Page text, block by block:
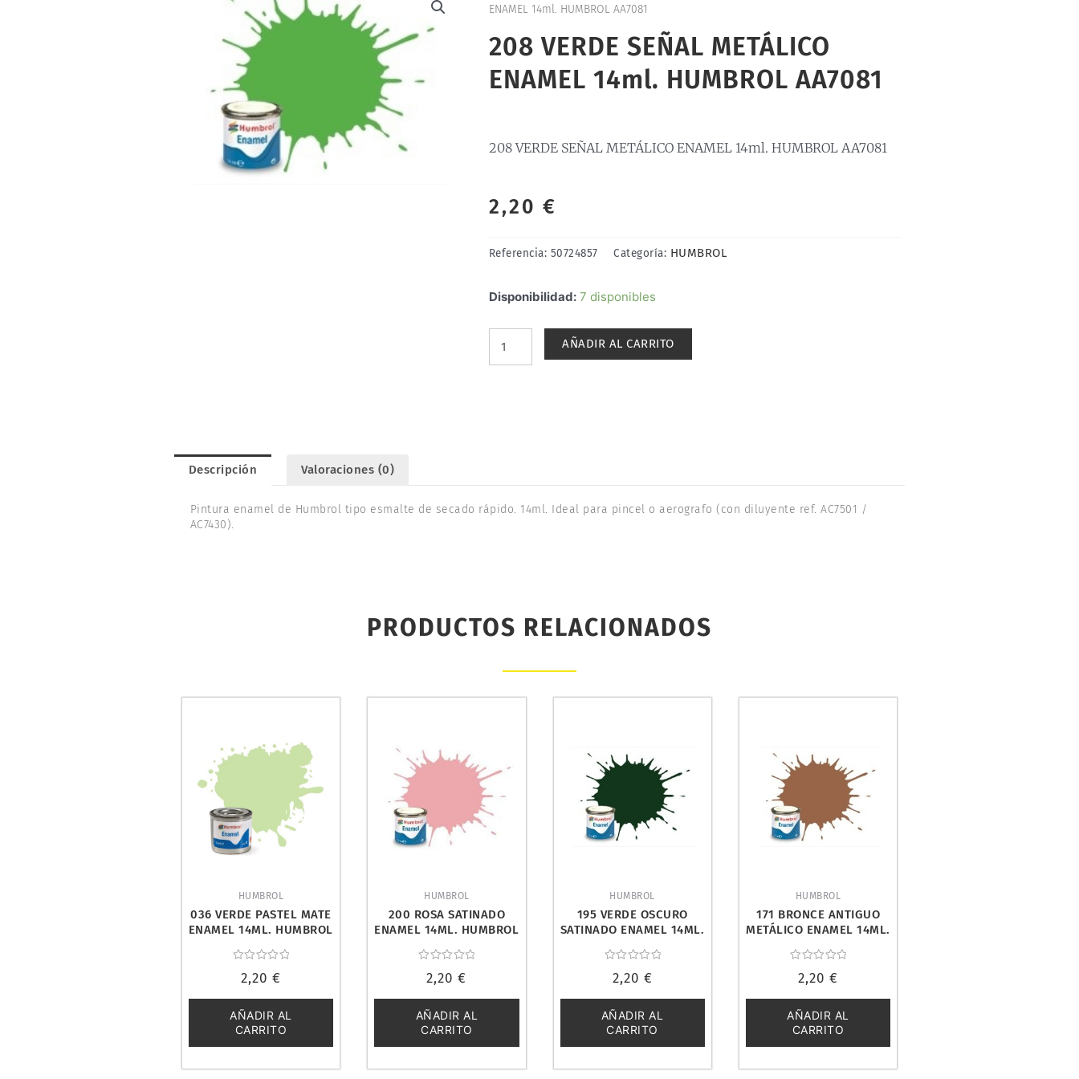
ENAMEL 14ml. HUMBROL AA7081
208 VERDE SEÑAL METÁLICO
ENAMEL 14ml. HUMBROL AA7081
208 VERDE SEÑAL METÁLICO ENAMEL 14ml. HUMBROL AA7081
2,20 €
Referencia: 50724857 Categoría: HUMBROL
Disponibilidad: 7 disponibles
208
METÁLICO
AÑADIR AL CARRITO
Descripción Valoraciones (0)
Pintura enamel de Humbrol tipo esmalte de secado rápido. 14ml. Ideal para pincel o aerografo (con diluyente ref. AC7501 /
AC7430).
PRODUCTOS RELACIONADOS
HUMBROL
036 VERDE PASTEL MATE
ENAMEL 14ML. HUMBROL
con
de
5
2,20 €
AÑADIR AL
CARRITO
HUMBROL
200 ROSA SATINADO
ENAMEL 14ML. HUMBROL
con
de
5
2,20€
AÑADIR AL
CARRITO
HUMBROL
195 VERDE OSCURO
SATINADO ENAMEL 14ML.
con
de
5
2,20 €
AÑADIR AL
CARRITO
HUMBROL
171 BRONCE ANTIGUO
METÁLICO ENAMEL 14ML.
con
de
5
2,20€
AÑADIR AL
CARRITO